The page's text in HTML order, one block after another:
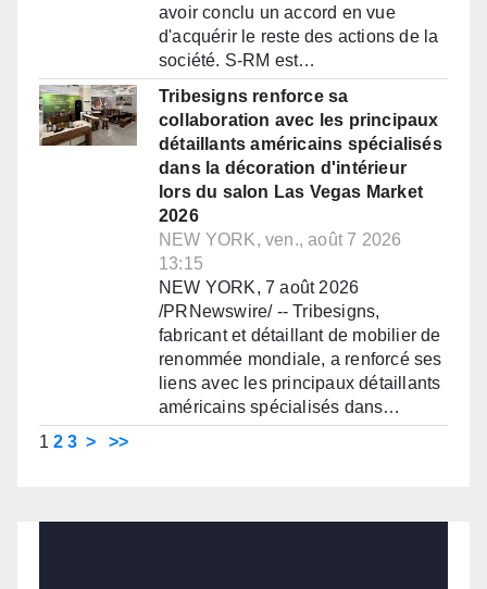
avoir conclu un accord en vue
d'acquérir le reste des actions de la
société. S-RM est…
Tribesigns renforce sa
collaboration avec les principaux
détaillants américains spécialisés
dans la décoration d'intérieur
lors du salon Las Vegas Market
2026
NEW YORK, ven., août 7 2026
13:15
NEW YORK, 7 août 2026
/PRNewswire/ -- Tribesigns,
fabricant et détaillant de mobilier de
renommée mondiale, a renforcé ses
liens avec les principaux détaillants
américains spécialisés dans…
1 2 3 > >>